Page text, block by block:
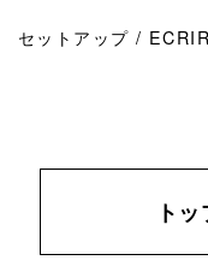
セットアップ /
ト